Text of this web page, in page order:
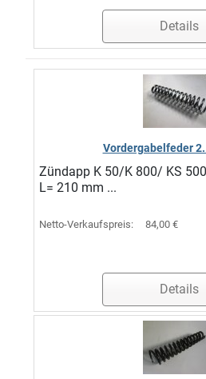
Details
Vordergabelfeder
Zündapp K 50/K 800/ KS
L= 210 mm ...
Netto-Verkaufspreis: 84,00 €
Details